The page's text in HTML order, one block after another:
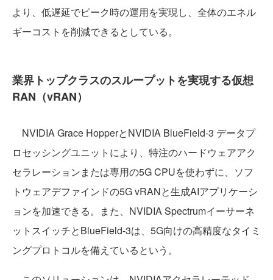
より、低遅延でピーク時の運用を実現し、全体のエネル
ギーコストを削減できるとしている。
業界トップクラスのスループットを実現する仮想
RAN（vRAN）
NVIDIA Grace HopperとNVIDIA BlueField-3 データプ
ロセッシングユニットにより、特注のハードウェアアク
セラレーションまたは専用の5G CPUを使わずに、ソフ
トウェアデファインドの5G vRANと生成AIアプリケーシ
ョンを加速できる。また、NVIDIA Spectrumイーサーネ
ットスイッチとBlueField-3は、5G向けの高精度なタイミ
ングプロトコルを備えているという。